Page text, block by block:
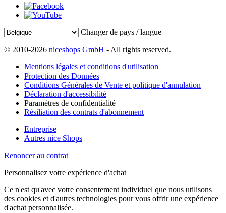
Changer de pays / langue
© 2010-2026 niceshops GmbH - All rights reserved.
Mentions légales et conditions d'utilisation
Protection des Données
Conditions Générales de Vente et politique d'annulation
Déclaration d'accessibilité
Paramètres de confidentialité
Résiliation des contrats d'abonnement
Entreprise
Autres nice Shops
Renoncer au contrat
Personnalisez votre expérience d'achat
Ce n'est qu'avec votre consentement individuel que nous utilisons
des cookies et d'autres technologies pour vous offrir une expérience
d'achat personnalisée.